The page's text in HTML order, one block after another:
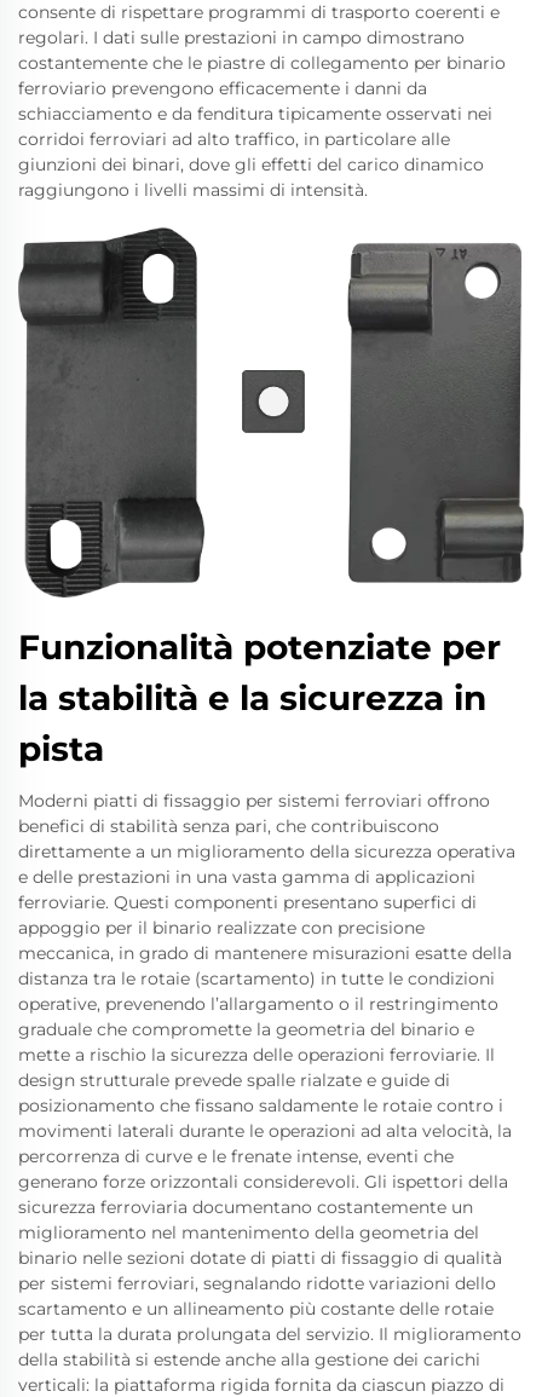
consente di rispettare programmi di trasporto coerenti e
regolari. I dati sulle prestazioni in campo dimostrano
costantemente che le piastre di collegamento per binario
ferroviario prevengono efficacemente i danni da
schiacciamento e da fenditura tipicamente osservati nei
corridoi ferroviari ad alto traffico, in particolare alle
giunzioni dei binari, dove gli effetti del carico dinamico
raggiungono i livelli massimi di intensità.
Funzionalità potenziate per
la stabilità e la sicurezza in
pista
Moderni piatti di fissaggio per sistemi ferroviari offrono
benefici di stabilità senza pari, che contribuiscono
direttamente a un miglioramento della sicurezza operativa
e delle prestazioni in una vasta gamma di applicazioni
ferroviarie. Questi componenti presentano superfici di
appoggio per il binario realizzate con precisione
meccanica, in grado di mantenere misurazioni esatte della
distanza tra le rotaie (scartamento) in tutte le condizioni
operative, prevenendo l’allargamento o il restringimento
graduale che compromette la geometria del binario e
mette a rischio la sicurezza delle operazioni ferroviarie. Il
design strutturale prevede spalle rialzate e guide di
posizionamento che fissano saldamente le rotaie contro i
movimenti laterali durante le operazioni ad alta velocità, la
percorrenza di curve e le frenate intense, eventi che
generano forze orizzontali considerevoli. Gli ispettori della
sicurezza ferroviaria documentano costantemente un
miglioramento nel mantenimento della geometria del
binario nelle sezioni dotate di piatti di fissaggio di qualità
per sistemi ferroviari, segnalando ridotte variazioni dello
scartamento e un allineamento più costante delle rotaie
per tutta la durata prolungata del servizio. Il miglioramento
della stabilità si estende anche alla gestione dei carichi
verticali: la piattaforma rigida fornita da ciascun piazzo di